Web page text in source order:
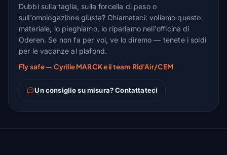
Dubbi sulla taglia, sulla forcella di peso o
sull'omologazione giusta? Chiamateci: voliamo questo
materiale, lo pieghiamo, lo ripariamo nell'officina di
Oderen. Se non fa per voi, ve lo diremo — tenete i soldi
per le vacanze al plafond.
Fly safe — Cyrille MARCK e il team Rid'Air/CEM
Un consiglio su misura? Contattateci